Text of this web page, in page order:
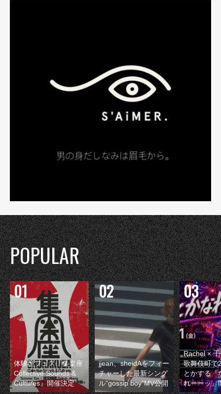
POPULAR
体験型フェス『集楽座
Collective Sounds &
Cultures』開催決定
jjean、sheidAをフィー
チャーした最新シング
ル“gossip boy”MV公開
Rachel ×
歌舞伎町で
とかする『
れーーッ』